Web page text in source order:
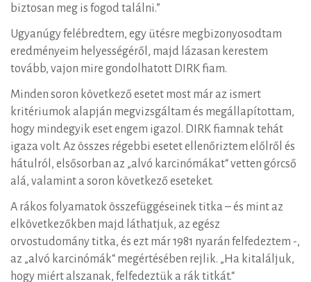
biztosan meg is fogod találni.”
Ugyanúgy felébredtem, egy ütésre megbizonyosodtam
eredményeim helyességéről, majd lázasan kerestem
tovább, vajon mire gondolhatott DIRK fiam.
Minden soron következő esetet most már az ismert
kritériumok alapján megvizsgáltam és megállapítottam,
hogy mindegyik eset engem igazol. DIRK fiamnak tehát
igaza volt. Az összes régebbi esetet ellenőriztem előlről és
hátulról, elsősorban az „alvó karcinómákat“ vetten górcső
alá, valamint a soron következő eseteket.
A rákos folyamatok összefüggéseinek titka – és mint az
elkövetkezőkben majd láthatjuk, az egész
orvostudomány titka, és ezt már 1981 nyarán felfedeztem -,
az „alvó karcinómák“ megértésében rejlik. „Ha kitaláljuk,
hogy miért alszanak, felfedeztük a rák titkát.“